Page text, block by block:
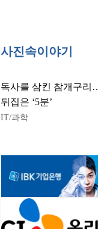
사진속이야기
독사를 삼킨 참개구리
뒤집은 ‘5분’
IT/과학